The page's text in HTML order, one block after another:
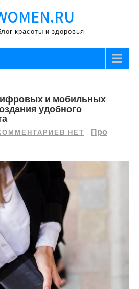
красоты и здоровья
и мобильных
удобного
НЕТ
Про